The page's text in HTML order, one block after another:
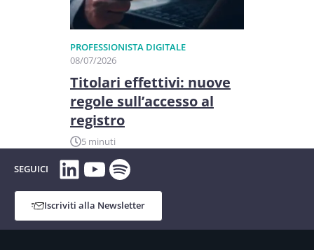
PROFESSIONISTA DIGITALE
08/07/2026
Titolari effettivi: nuove
regole sull’accesso al
registro
5 minuti
SEGUICI LinkedIn
YouTube
Spotify
Iscriviti alla Newsletter